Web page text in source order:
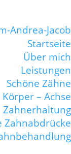
Startseite
Über mich
Leistungen
Schöne Zähne
– Achse
Zahnerhaltung
Zahnabdrücke